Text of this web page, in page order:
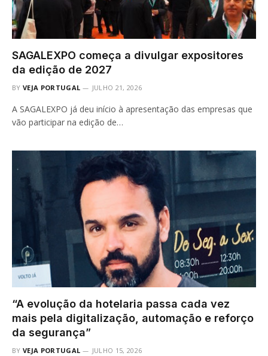
SAGALEXPO começa a divulgar expositores
da edição de 2027
BY VEJA PORTUGAL JULHO 21, 2026
A SAGALEXPO já deu início à apresentação das empresas que
vão participar na edição de…
“A evolução da hotelaria passa cada vez
mais pela digitalização, automação e reforço
da segurança”
BY VEJA PORTUGAL JULHO 15, 2026